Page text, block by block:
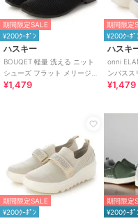
期間限定SALE
¥200ｸｰﾎﾟﾝ
ハスキー
BOUQET 軽量 洗える ニット
シューズ フラット メリージェ
ンパンプス スリッポン
¥1,479
期間限定
¥200ｸｰﾎﾟ
ハスキ
onni
ンバスス
¥1,479
期間限定SALE
¥200ｸｰﾎﾟﾝ
期間限定
¥200ｸｰﾎﾟ